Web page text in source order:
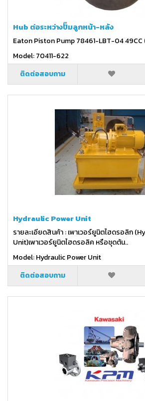
Hub ต่อระหว่างปั๊มลูกหน้า-หลัง
Eaton Piston Pump 78461-LBT-04 49CC
Model: 70411-622
ติดต่อสอบถาม
Hydraulic Power Unit
รายละเอียดสินค้า : เพาเวอร์ยูนิตไฮดรอลิก
Unit)เพาเวอร์ยูนิตไฮดรอลิค หรือชุดต้น..
Model: Hydraulic Power Unit
ติดต่อสอบถาม